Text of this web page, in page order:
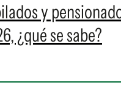
y
¿qué se sabe?